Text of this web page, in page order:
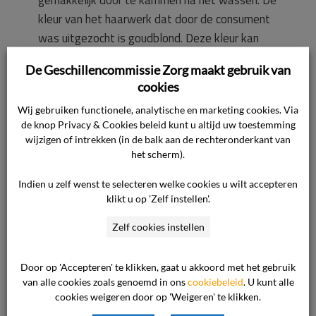
kleur van het haarwerk dat door de consument
was uitgezocht is goudblond. Deze kleur kan
weken verkleurd vanwege de Aziatisch
haarstructuur. Bij geen Europees haarwerken
lopen kleuren snel terug. Vooraf bij het
bestellen van het haarwerk is niet besproken
dat er met Europees haar gewerkt zou worden.
Vaktechnisch oordeel:
haarwerk in de juiste pasvorm van het hoofd te
hoofd te klein, als er buiten een beetje wind
staat zag je een gedeelte van een kaal hoofd.
De haren die geleverd zijn, zijn van hele slechte
De Geschillencommissie Zorg maakt gebruik van
cookies
Wij gebruiken functionele, analytische en marketing cookies. Via
de knop Privacy & Cookies beleid kunt u altijd uw toestemming
wijzigen of intrekken (in de balk aan de rechteronderkant van
het scherm).
Indien u zelf wenst te selecteren welke cookies u wilt accepteren
klikt u op 'Zelf instellen'.
Zelf cookies instellen
Door op 'Accepteren' te klikken, gaat u akkoord met het gebruik
van alle cookies zoals genoemd in onscookiebeleid. U kunt alle
cookies weigeren door op 'Weigeren' te klikken.